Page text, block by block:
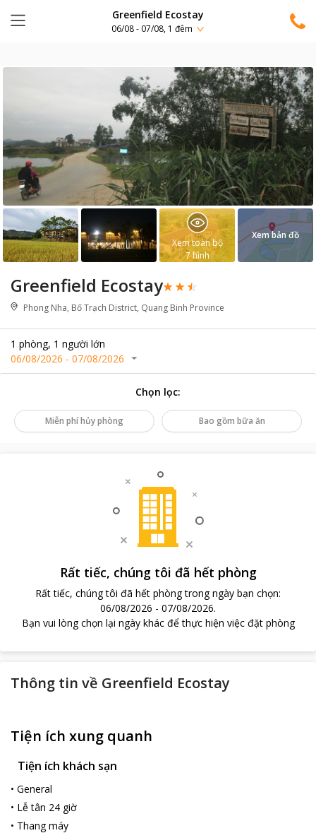
Greenfield Ecostay
06/08 - 07/08, 1 đêm
Greenfield Ecostay
Phong Nha, Bố Trạch District, Quang Binh Province
1 phòng, 1 người lớn
06/08/2026 - 07/08/2026
Xem toàn bộ
7hình
Xem bản đồ
Chọn lọc:
Miễn phí hủy phòng Bao gồm bữa ăn
Rất tiếc, chúng tôi đã hết phòng
Rất tiếc, chúng tôi đã hết phòng trong ngày bạn chọn:
06/08/2026 - 07/08/2026.
Bạn vui lòng chọn lại ngày khác để thực hiện việc đặt phòng
Thông tin về Greenfield Ecostay
Tiện ích xung quanh
Tiện ích khách sạn
• General
• Lễ tân 24 giờ
• Thang máy